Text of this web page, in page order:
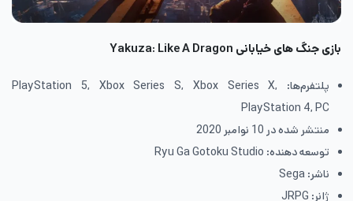
بازی جنگ های خیابانی Yakuza: Like A Dragon
پلتفرم‌ها: PlayStation 5, Xbox Series S, Xbox Series X,
PlayStation 4, PC
منتشر شده در 10 نوامبر 2020
توسعه دهنده: Ryu Ga Gotoku Studio
ناشر: Sega
ژانر: JRPG